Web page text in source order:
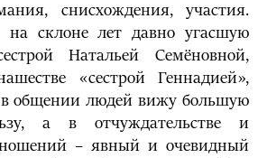
снисхождения, участия.
на склоне лет давно угасшую
Натальей Семёновной,
«сестрой Геннадией»,
общении людей вижу большую
а в отчуждательстве и
– явный и очевидный